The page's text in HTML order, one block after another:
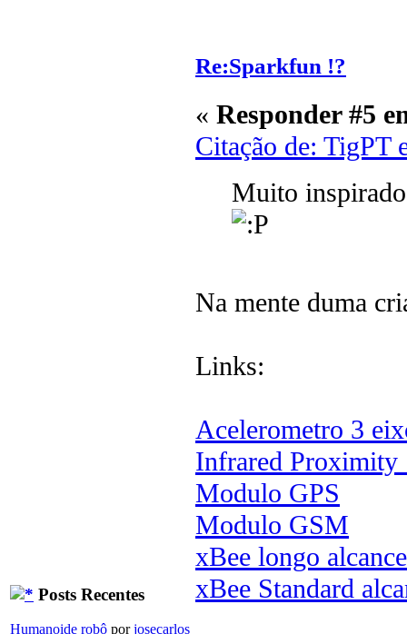
Posts Recentes
Humanoide robô porjosecarlos
Re:Sparkfun !?
« Responder #5
Citação de: TigPT
Muito
Na mente duma
Links:
Acelerometro 3
Infrared Proximity
Modulo GPS
Modulo GSM
xBee longo
xBee Standard